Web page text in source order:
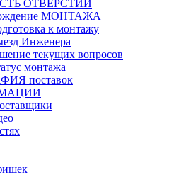
ОТВЕРСТИЙ
МОНТАЖА
к монтажу
Инженера
текущих вопросов
монтажа
поставок